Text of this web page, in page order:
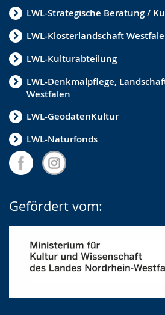
LWL-Strategische Beratung /
LWL-Klosterlandschaft
LWL-Kulturabteilung
LWL-Denkmalpflege,
Westfalen
LWL-GeodatenKultur
LWL-Naturfonds
Gefördert vom: